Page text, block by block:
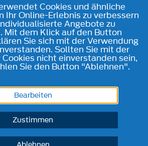
Cookies und ähnliche
Ihr Online-Erlebnis zu verbessern
Angebote zu
Mit dem Klick auf den Button
Sie sich mit der Verwendung
Sollten Sie mit der
nicht einverstanden sein,
Sie den Button "Ablehnen".
Bearbeiten
Zustimmen